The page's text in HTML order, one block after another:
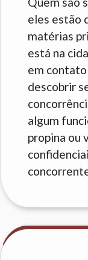
eles estão
matérias
está na
em contato
descobrir
algum
propina ou